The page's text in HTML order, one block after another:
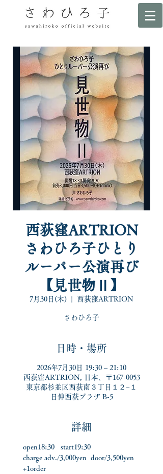
西荻窪ARTRION
さわひろ子ひとり
ルーパー公演再び
【見世物Ⅱ】
7月30日(木) 西荻窪ARTRION
さわひろ子
日時・場所
2026年7月30日 19:30 – 21:10
西荻窪ARTRION, 日本、〒167-0053
東京都杉並区西荻南３丁目１２−１
日伸西荻プラザ B-5
詳細
open18:30   start19:30
charge adv./3,000yen  door/3,500yen
+1order